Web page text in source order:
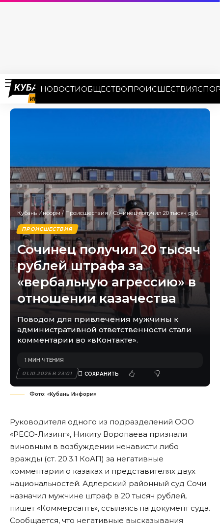
НОВОСТИОБЩЕСТВОПРОИСШЕСТВИЯ
Кубань Информ / Происшествия / Сочинец получил 20 тысяч рублей штрафа за «вербальную агрессию» в отношении казачества
ПРОИСШЕСТВИЯ
Сочинец получил 20 тысяч
рублей штрафа за
«вербальную агрессию» в
отношении казачества
Поводом для привлечения мужчины к
административной ответственности стали
комментарии во «вКонтакте».
01.10.2025 В 23:01
1 МИН ЧТЕНИЯ
Фото: «Кубань Информ»
Руководителя одного из подразделений ООО
«РЕСО-Лизинг», Никиту Воропаева признали
виновным в возбуждении ненависти либо
вражды (ст. 20.3.1 КоАП) за негативные
комментарии о казаках и представителях двух
национальностей. Адлерский районный суд Сочи
назначил мужчине штраф в 20 тысяч рублей,
пишет «Коммерсантъ», ссылаясь на документ суда.
Сообщается, что негативные высказывания